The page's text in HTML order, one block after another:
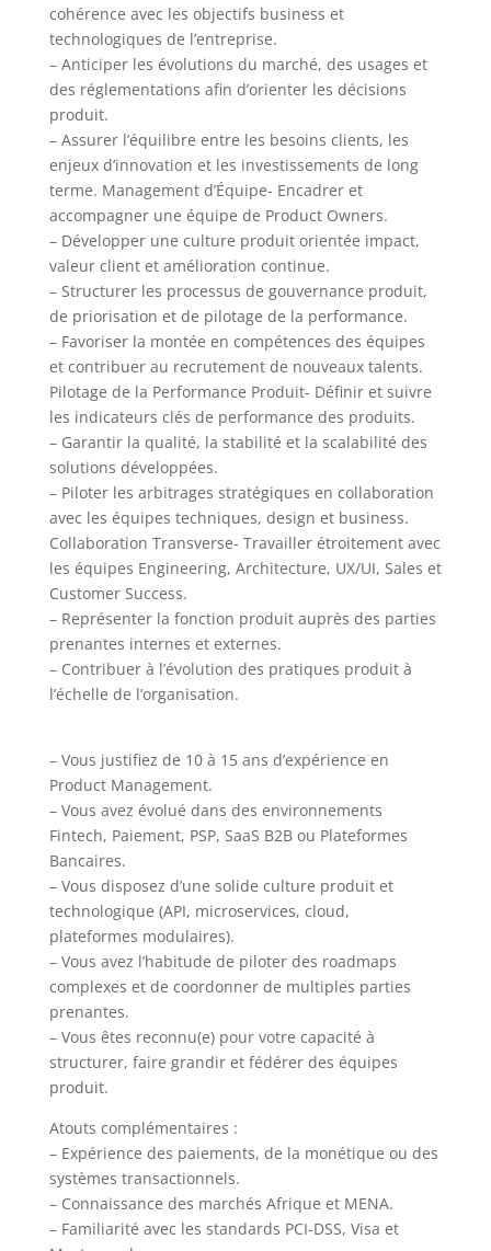
cohérence avec les objectifs business et
technologiques de l’entreprise.
– Anticiper les évolutions du marché, des usages et
des réglementations afin d’orienter les décisions
produit.
– Assurer l’équilibre entre les besoins clients, les
enjeux d’innovation et les investissements de long
terme. Management d’Équipe- Encadrer et
accompagner une équipe de Product Owners.
– Développer une culture produit orientée impact,
valeur client et amélioration continue.
– Structurer les processus de gouvernance produit,
de priorisation et de pilotage de la performance.
– Favoriser la montée en compétences des équipes
et contribuer au recrutement de nouveaux talents.
Pilotage de la Performance Produit- Définir et suivre
les indicateurs clés de performance des produits.
– Garantir la qualité, la stabilité et la scalabilité des
solutions développées.
– Piloter les arbitrages stratégiques en collaboration
avec les équipes techniques, design et business.
Collaboration Transverse- Travailler étroitement avec
les équipes Engineering, Architecture, UX/UI, Sales et
Customer Success.
– Représenter la fonction produit auprès des parties
prenantes internes et externes.
– Contribuer à l’évolution des pratiques produit à
l’échelle de l’organisation.
– Vous justifiez de 10 à 15 ans d’expérience en
Product Management.
– Vous avez évolué dans des environnements
Fintech, Paiement, PSP, SaaS B2B ou Plateformes
Bancaires.
– Vous disposez d’une solide culture produit et
technologique (API, microservices, cloud,
plateformes modulaires).
– Vous avez l’habitude de piloter des roadmaps
complexes et de coordonner de multiples parties
prenantes.
– Vous êtes reconnu(e) pour votre capacité à
structurer, faire grandir et fédérer des équipes
produit.
Atouts complémentaires :
– Expérience des paiements, de la monétique ou des
systèmes transactionnels.
– Connaissance des marchés Afrique et MENA.
– Familiarité avec les standards PCI-DSS, Visa et